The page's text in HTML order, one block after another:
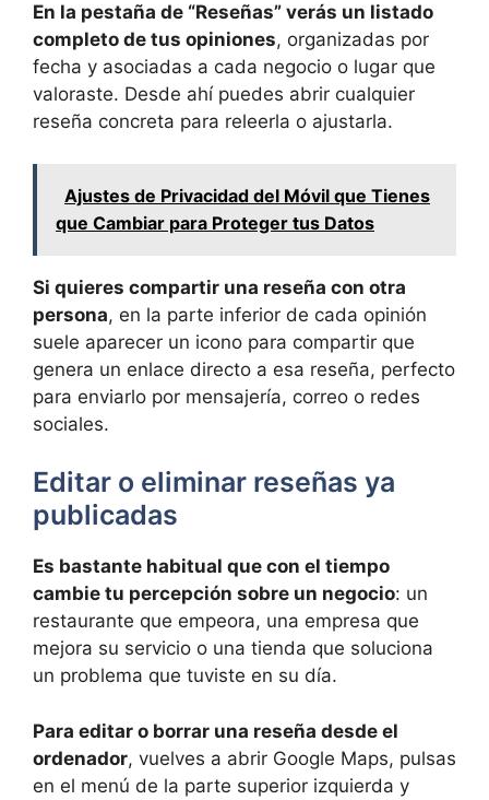
En la pestaña de “Reseñas” verás un listado
completo de tus opiniones, organizadas por
fecha y asociadas a cada negocio o lugar que
valoraste. Desde ahí puedes abrir cualquier
reseña concreta para releerla o ajustarla.
Ajustes de Privacidad del Móvil que Tienes
que Cambiar para Proteger tus Datos
Si quieres compartir una reseña con otra
persona, en la parte inferior de cada opinión
suele aparecer un icono para compartir que
genera un enlace directo a esa reseña, perfecto
para enviarlo por mensajería, correo o redes
sociales.
Editar o eliminar reseñas ya
publicadas
Es bastante habitual que con el tiempo
cambie tu percepción sobre un negocio: un
restaurante que empeora, una empresa que
mejora su servicio o una tienda que soluciona
un problema que tuviste en su día.
Para editar o borrar una reseña desde el
ordenador, vuelves a abrir Google Maps, pulsas
en el menú de la parte superior izquierda y